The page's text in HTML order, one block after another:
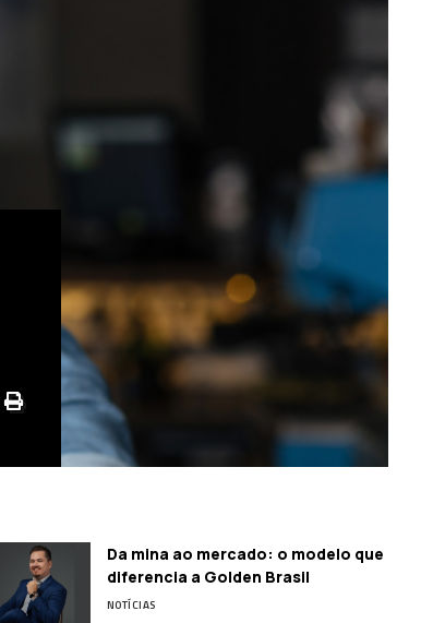
Da mina ao mercado: o modelo que
diferencia a Golden Brasil
NOTÍCIAS